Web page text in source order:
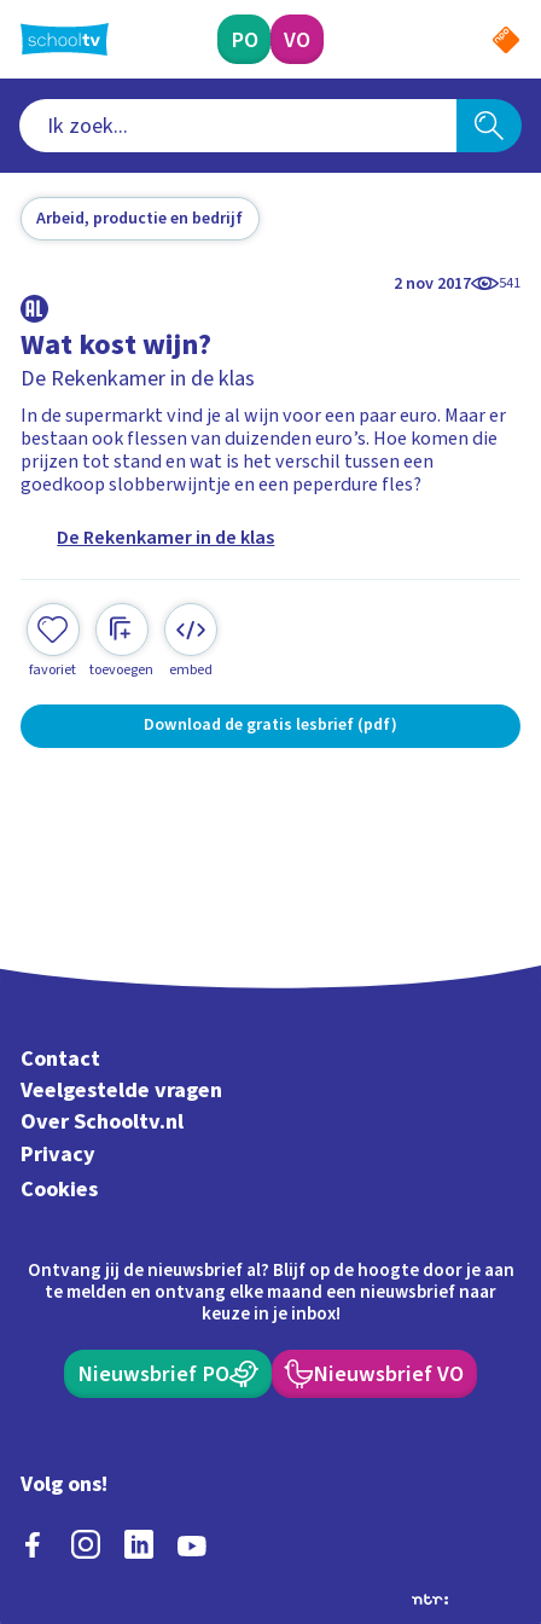
naar
hoofdinhoud
PO VO
Arbeid, productie en bedrijf
2 nov 2017 541
Wat kost wijn?
De Rekenkamer in de klas
In de supermarkt vind je al wijn voor een paar euro. Maar er
bestaan ook flessen van duizenden euro’s. Hoe komen die
prijzen tot stand en wat is het verschil tussen een
goedkoop slobberwijntje en een peperdure fles?
De Rekenkamer in de klas
favoriet toevoegen embed
Download de gratis lesbrief (pdf)
Contact
Veelgestelde vragen
Over Schooltv.nl
Privacy
Cookies
Ontvang jij de nieuwsbrief al? Blijf op de hoogte door je aan
te melden en ontvang elke maand een nieuwsbrief naar
keuze in je inbox!
Nieuwsbrief PO Nieuwsbrief VO
Volg ons!